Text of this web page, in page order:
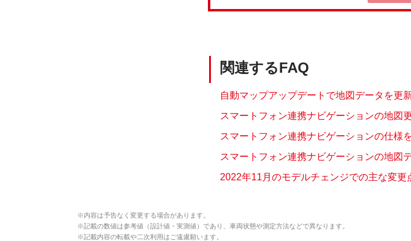
関連するFAQ
自動マップアップデートで地図データを更
スマートフォン連携ナビゲーションの地図
スマートフォン連携ナビゲーションの仕様
スマートフォン連携ナビゲーションの地図
2022年11月のモデルチェンジでの主な変
※内容は予告なく変更する場合があります。
※記載の数値は参考値（設計値・実測値）であり、車両状態や測定方法などで異なります。
※記載内容の転載や二次利用はご遠慮願います。